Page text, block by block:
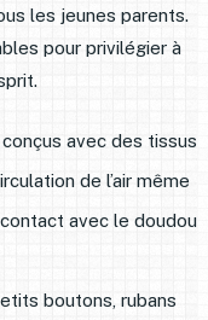
les jeunes parents.
pour privilégier à
avec des tissus
de l’air même
avec le doudou
boutons, rubans